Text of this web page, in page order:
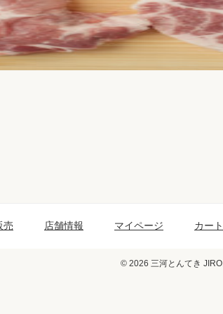
売 店舗情報 マイページ カート
© 2026 三河とんてき JIRO.